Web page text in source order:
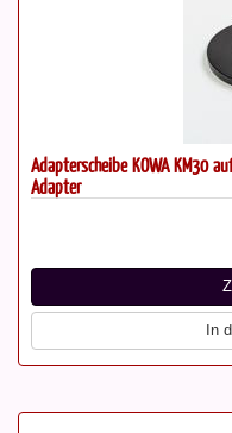
Adapterscheibe KOWA KM30
Adapter
In